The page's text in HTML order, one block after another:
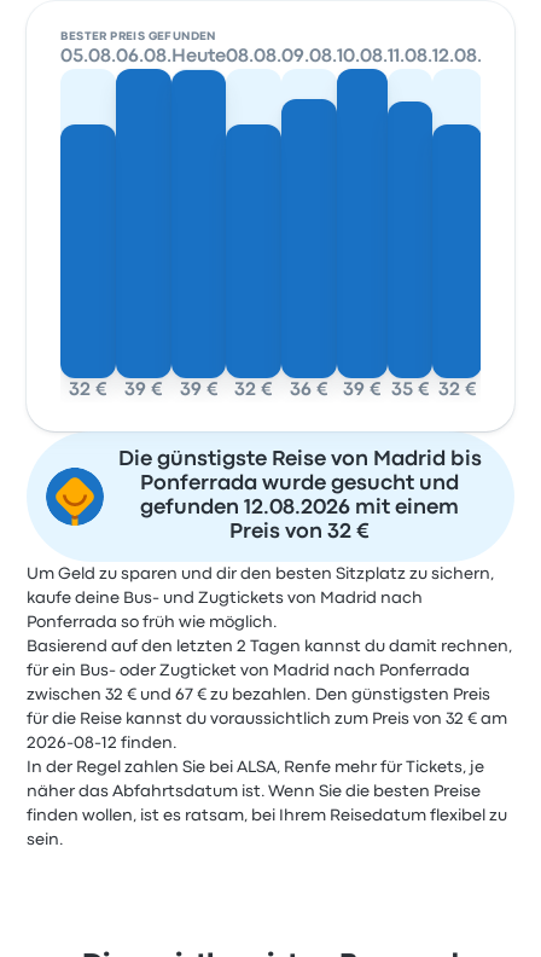
BESTER PREIS GEFUNDEN
05.08.
32 €
06.08.
39 €
Heute
39 €
08.08.
32 €
09.08.
36 €
10.08.
39 €
11.08.
35 €
12.08.
32 €
Die günstigste Reise von Madrid bis
Ponferrada wurde gesucht und
gefunden 12.08.2026 mit einem
Preis von 32 €
Um Geld zu sparen und dir den besten Sitzplatz zu sichern,
kaufe deine Bus- und Zugtickets von Madrid nach
Ponferrada so früh wie möglich.
Basierend auf den letzten 2 Tagen kannst du damit rechnen,
für ein Bus- oder Zugticket von Madrid nach Ponferrada
zwischen 32 € und 67 € zu bezahlen. Den günstigsten Preis
für die Reise kannst du voraussichtlich zum Preis von 32 € am
2026-08-12 finden.
In der Regel zahlen Sie bei ALSA, Renfe mehr für Tickets, je
näher das Abfahrtsdatum ist. Wenn Sie die besten Preise
finden wollen, ist es ratsam, bei Ihrem Reisedatum flexibel zu
sein.